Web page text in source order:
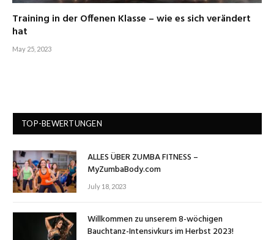
Training in der Offenen Klasse – wie es sich verändert
hat
May 25, 2023
TOP-BEWERTUNGEN
ALLES ÜBER ZUMBA FITNESS –
MyZumbaBody.com
July 18, 2023
Willkommen zu unserem 8-wöchigen
Bauchtanz-Intensivkurs im Herbst 2023!